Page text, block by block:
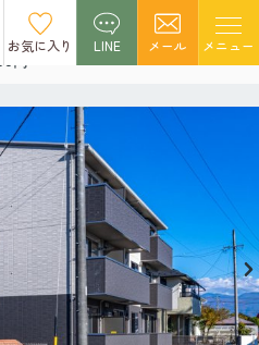
お気に入り LINE メール メニュー